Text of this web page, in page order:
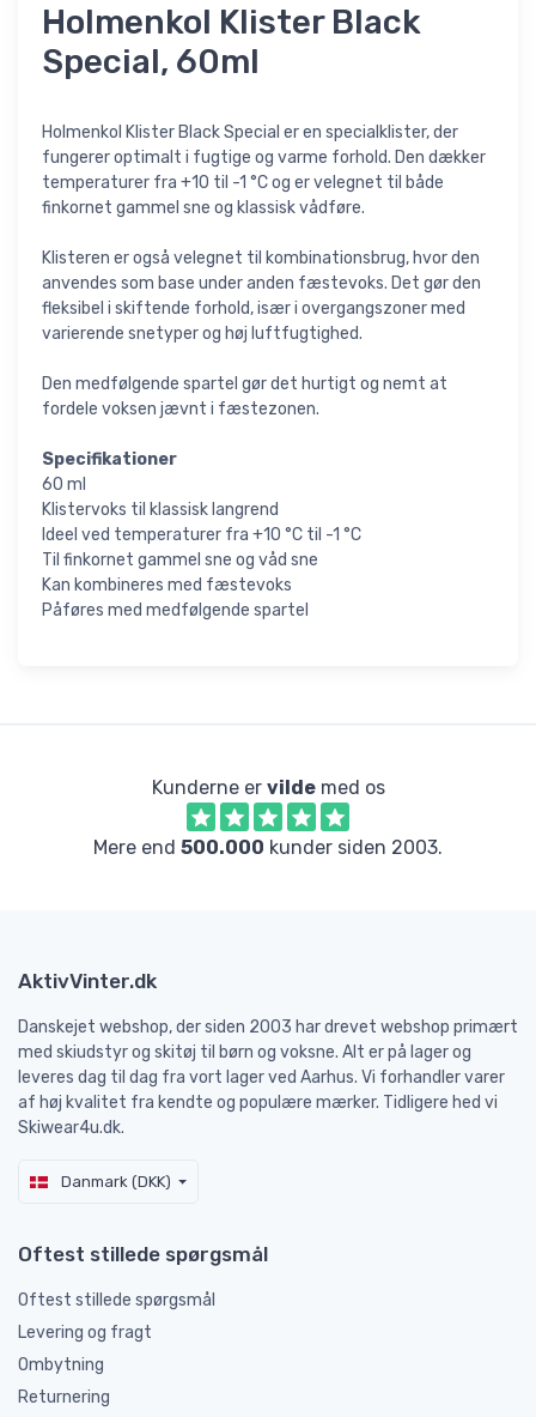
Holmenkol Klister Black
Special, 60ml
Holmenkol Klister Black Special er en specialklister, der
fungerer optimalt i fugtige og varme forhold. Den dækker
temperaturer fra +10 til -1 °C og er velegnet til både
finkornet gammel sne og klassisk vådføre.
Klisteren er også velegnet til kombinationsbrug, hvor den
anvendes som base under anden fæstevoks. Det gør den
fleksibel i skiftende forhold, især i overgangszoner med
varierende snetyper og høj luftfugtighed.
Den medfølgende spartel gør det hurtigt og nemt at
fordele voksen jævnt i fæstezonen.
Specifikationer
60 ml
Klistervoks til klassisk langrend
Ideel ved temperaturer fra +10 °C til -1 °C
Til finkornet gammel sne og våd sne
Kan kombineres med fæstevoks
Påføres med medfølgende spartel
Kunderne er vildemed os
Mere end 500.000 kunder siden 2003.
AktivVinter.dk
Danskejet webshop, der siden 2003 har drevet webshop primært
med skiudstyr og skitøj til børn og voksne. Alt er på lager og
leveres dag til dag fra vort lager ved Aarhus. Vi forhandler varer
af høj kvalitet fra kendte og populære mærker. Tidligere hed vi
Skiwear4u.dk.
Danmark (DKK)
Oftest stillede spørgsmål
Oftest stillede spørgsmål
Levering og fragt
Ombytning
Returnering